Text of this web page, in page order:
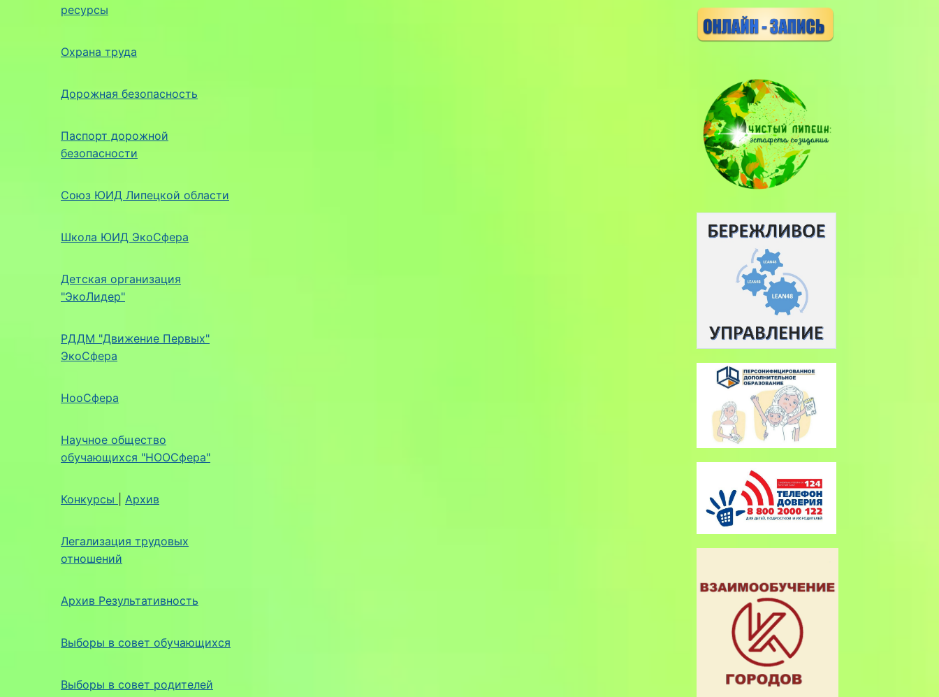
ресурсы
Охрана труда
Дорожная безопасность
Паспорт дорожной
безопасности
Союз ЮИД Липецкой области
Школа ЮИД ЭкоСфера
Детская организация
"ЭкоЛидер"
РДДМ "Движение Первых"
ЭкоСфера
НооСфера
Научное общество
обучающихся "НООСфера"
Конкурсы Архив
Легализация трудовых
отношений
Архив Результативность
Выборы в совет обучающихся
Выборы в совет родителей